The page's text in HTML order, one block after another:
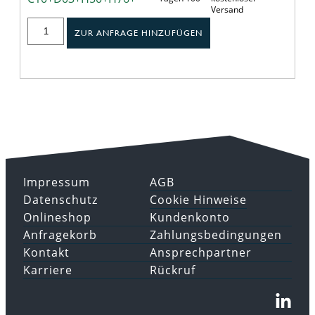
Versand
ZUR ANFRAGE HINZUFÜGEN
Impressum
Datenschutz
AGB
Cookie Hinweise
Onlineshop
Anfragekorb
Kundenkonto
Zahlungsbedingungen
Kontakt
Karriere
Ansprechpartner
Rückruf